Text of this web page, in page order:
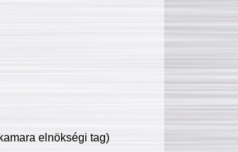
elnökségi tag)